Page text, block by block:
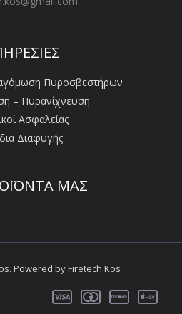
Πυροσβεστήρων
– Πυρανίχνευση
Ασφαλείας
Διαφυγής
ΜΑΣ
Powered by Firetech Kos